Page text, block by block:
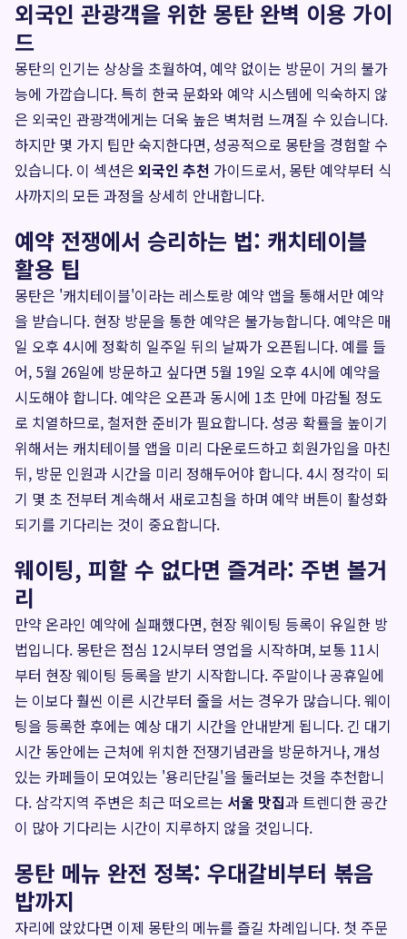
외국인 관광객을 위한 몽탄 완벽 이용 가이
드
몽탄의 인기는 상상을 초월하여, 예약 없이는 방문이 거의 불가
능에 가깝습니다. 특히 한국 문화와 예약 시스템에 익숙하지 않
은 외국인 관광객에게는 더욱 높은 벽처럼 느껴질 수 있습니다.
하지만 몇 가지 팁만 숙지한다면, 성공적으로 몽탄을 경험할 수
있습니다. 이 섹션은 외국인 추천 가이드로서, 몽탄 예약부터 식
사까지의 모든 과정을 상세히 안내합니다.
예약 전쟁에서 승리하는 법: 캐치테이블
활용 팁
몽탄은 '캐치테이블'이라는 레스토랑 예약 앱을 통해서만 예약
을 받습니다. 현장 방문을 통한 예약은 불가능합니다. 예약은 매
일 오후 4시에 정확히 일주일 뒤의 날짜가 오픈됩니다. 예를 들
어, 5월 26일에 방문하고 싶다면 5월 19일 오후 4시에 예약을
시도해야 합니다. 예약은 오픈과 동시에 1초 만에 마감될 정도
로 치열하므로, 철저한 준비가 필요합니다. 성공 확률을 높이기
위해서는 캐치테이블 앱을 미리 다운로드하고 회원가입을 마친
뒤, 방문 인원과 시간을 미리 정해두어야 합니다. 4시 정각이 되
기 몇 초 전부터 계속해서 새로고침을 하며 예약 버튼이 활성화
되기를 기다리는 것이 중요합니다.
웨이팅, 피할 수 없다면 즐겨라: 주변 볼거
리
만약 온라인 예약에 실패했다면, 현장 웨이팅 등록이 유일한 방
법입니다. 몽탄은 점심 12시부터 영업을 시작하며, 보통 11시
부터 현장 웨이팅 등록을 받기 시작합니다. 주말이나 공휴일에
는 이보다 훨씬 이른 시간부터 줄을 서는 경우가 많습니다. 웨이
팅을 등록한 후에는 예상 대기 시간을 안내받게 됩니다. 긴 대기
시간 동안에는 근처에 위치한 전쟁기념관을 방문하거나, 개성
있는 카페들이 모여있는 '용리단길'을 둘러보는 것을 추천합니
다. 삼각지역 주변은 최근 떠오르는 서울 맛집과 트렌디한 공간
이 많아 기다리는 시간이 지루하지 않을 것입니다.
몽탄 메뉴 완전 정복: 우대갈비부터 볶음
밥까지
자리에 앉았다면 이제 몽탄의 메뉴를 즐길 차례입니다. 첫 주문